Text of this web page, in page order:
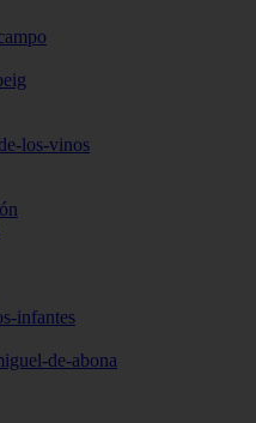
los-vinos
infantes
de-abona